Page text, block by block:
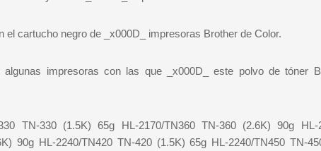
el cartucho negro de _x000D_ impresoras Brother de Color.
algunas impresoras con las que _x000D_ este polvo de tóner
TN-330 (1.5K) 65g HL-2170/TN360 TN-360 (2.6K) 90g
90g HL-2240/TN420 TN-420 (1.5K) 65g HL-2240/TN450 TN-